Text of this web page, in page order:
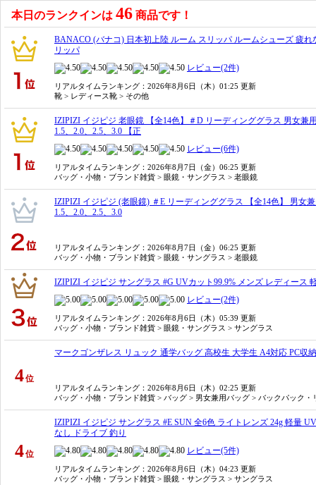
本日のランクインは 46 商品です！
BANACO (バナコ) 日本初上陸 ルーム スリッパ ルームシューズ 疲
リッパ
レビュー(2件)
リアルタイムランキング ：2026年8月6日（木）01:25 更新
靴 > レディース靴 > その他
IZIPIZI イジピジ 老眼鏡 【全14色】＃D リーディンググラス 男女兼
1.5、2.0、2.5、3.0 【正
レビュー(6件)
リアルタイムランキング ：2026年8月7日（金）06:25 更新
バッグ・小物・ブランド雑貨 > 眼鏡・サングラス > 老眼鏡
IZIPIZI イジピジ (老眼鏡) ＃E リーディンググラス 【全14色】 男女
1.5、2.0、2.5、3.0
リアルタイムランキング ：2026年8月7日（金）06:25 更新
バッグ・小物・ブランド雑貨 > 眼鏡・サングラス > 老眼鏡
IZIPIZI イジピジ サングラス #G UVカット99.9% メンズ レディース
レビュー(2件)
リアルタイムランキング ：2026年8月6日（木）05:39 更新
バッグ・小物・ブランド雑貨 > 眼鏡・サングラス > サングラス
4位
マークゴンザレス リュック 通学バッグ 高校生 大学生 A4対応 PC収
リアルタイムランキング ：2026年8月6日（木）02:25 更新
バッグ・小物・ブランド雑貨 > バッグ > 男女兼用バッグ > バックパック・
4位
IZIPIZI イジピジ サングラス #E SUN 全6色 ライトレンズ 24g 軽量
なし ドライブ 釣り
レビュー(5件)
リアルタイムランキング ：2026年8月6日（木）04:23 更新
バッグ・小物・ブランド雑貨 > 眼鏡・サングラス > サングラス